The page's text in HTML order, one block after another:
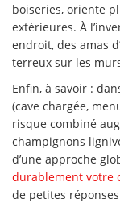
boiseries, oriente
extérieures. À
endroit, des amas
terreux sur les
Enfin, à savoir :
(cave chargée,
risque combiné
champignons
d’une approche
durablement votre
de petites